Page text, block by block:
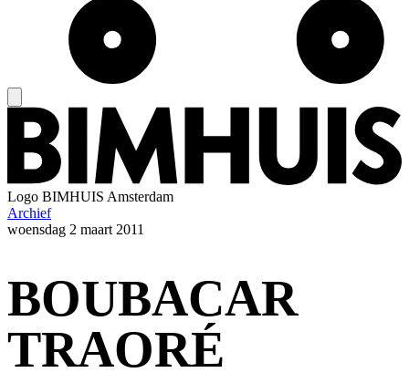
Logo BIMHUIS Amsterdam
Archief
woensdag 2 maart 2011
BOUBACAR
TRAORÉ